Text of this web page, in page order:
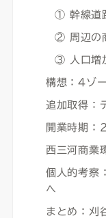
① 幹線道
② 周辺の
③ 人口増
構想：4ゾ
追加取得：
開業時期
西三河商業
個人的考察
へ
まとめ：刈